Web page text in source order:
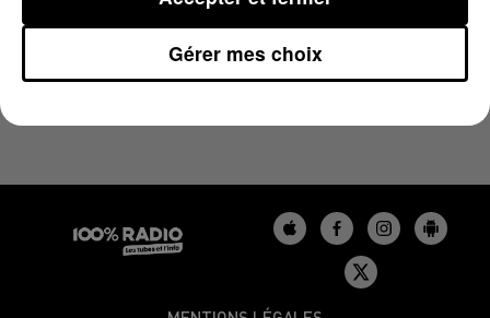
Gérer mes choix